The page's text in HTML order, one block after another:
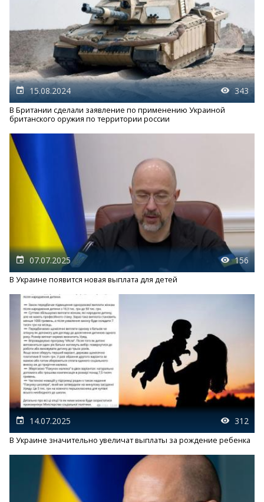
15.08.2024 343
В Британии сделали заявление по применению Украиной
британского оружия по территории россии
07.07.2025 156
В Украине появится новая выплата для детей
14.07.2025 312
В Украине значительно увеличат выплаты за рождение ребенка